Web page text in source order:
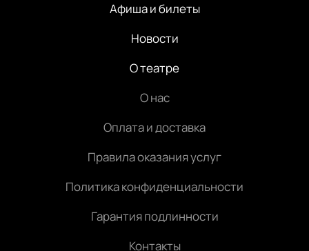
Афиша и билеты
Новости
О театре
О нас
Оплата и доставка
Правила оказания услуг
Политика конфиденциальности
Гарантия подлинности
Контакты